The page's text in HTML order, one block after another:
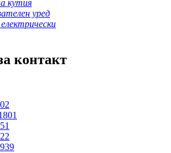
кутия
уред
контакт